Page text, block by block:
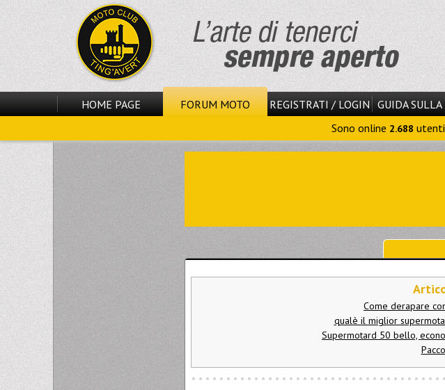
HOME PAGE FORUM MOTO REGISTRATI / LOGIN GUIDA SULLA
Sono online 2.688
Come derapare
qualè il miglior
Supermotard 50 bello,